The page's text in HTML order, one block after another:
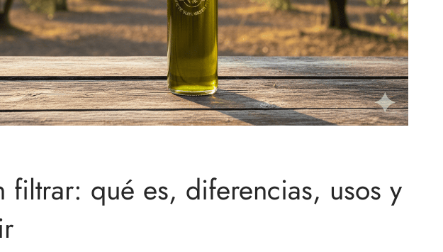
filtrar: qué es, diferencias, usos y